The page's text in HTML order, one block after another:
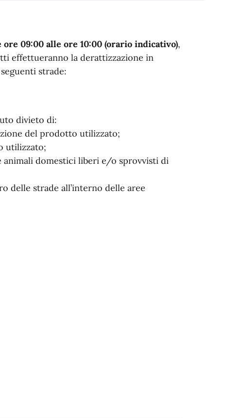
09:00 alle ore 10:00 (orario indicativo),
effettueranno la derattizzazione in
strade:
divieto di:
del prodotto utilizzato;
utilizzato;
domestici liberi e/o sprovvisti di
delle strade all’interno delle aree